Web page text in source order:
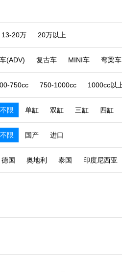
13-20万 20万以上
(ADV) 复古车 MINI车 弯梁车
750cc 750-1000cc 1000cc以
不限 单缸 双缸 三缸 四缸
不限 国产 进口
德国 奥地利 泰国 印度尼西亚